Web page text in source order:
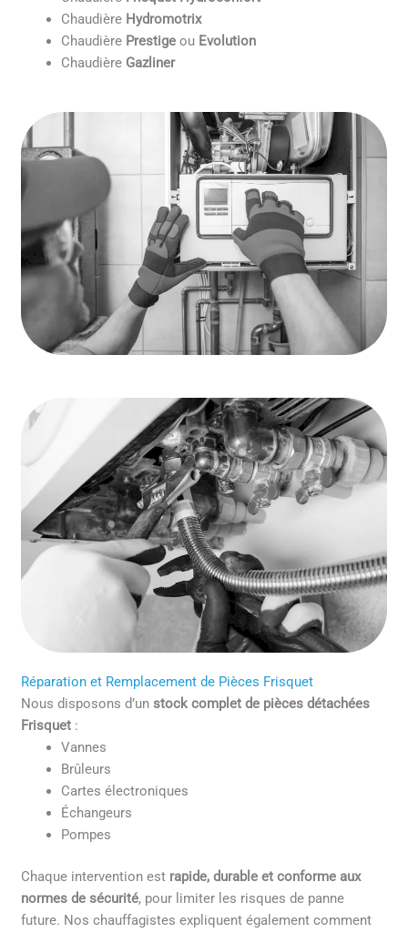
Chaudière Hydromotrix
Chaudière Prestige ou Evolution
Chaudière Gazliner
Réparation et Remplacement de Pièces Frisquet
Nous disposons d’unstock complet de pièces détachées
Frisquet :
Vannes
Brûleurs
Cartes électroniques
Échangeurs
Pompes
Chaque intervention est rapide, durable et conforme aux
normes de sécurité, pour limiter les risques de panne
future. Nos chauffagistes expliquent également comment